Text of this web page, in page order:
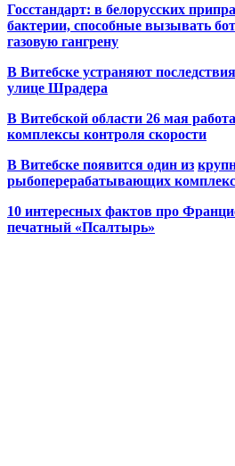
Госстандарт: в белорусских
бактерии, способные вызывать
газовую гангрену
В Витебске устраняют
улице Шрадера
В Витебской области 26 мая
комплексы контроля скорости
В Витебске появится один из
рыбоперерабатывающих
10 интересных фактов про
печатный «Псалтырь»